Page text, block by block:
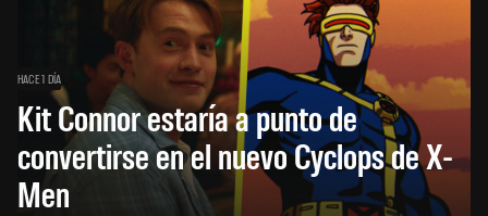
HACE 1 DÍA
Kit Connor estaría a punto de
convertirse en el nuevo Cyclops de X-
Men